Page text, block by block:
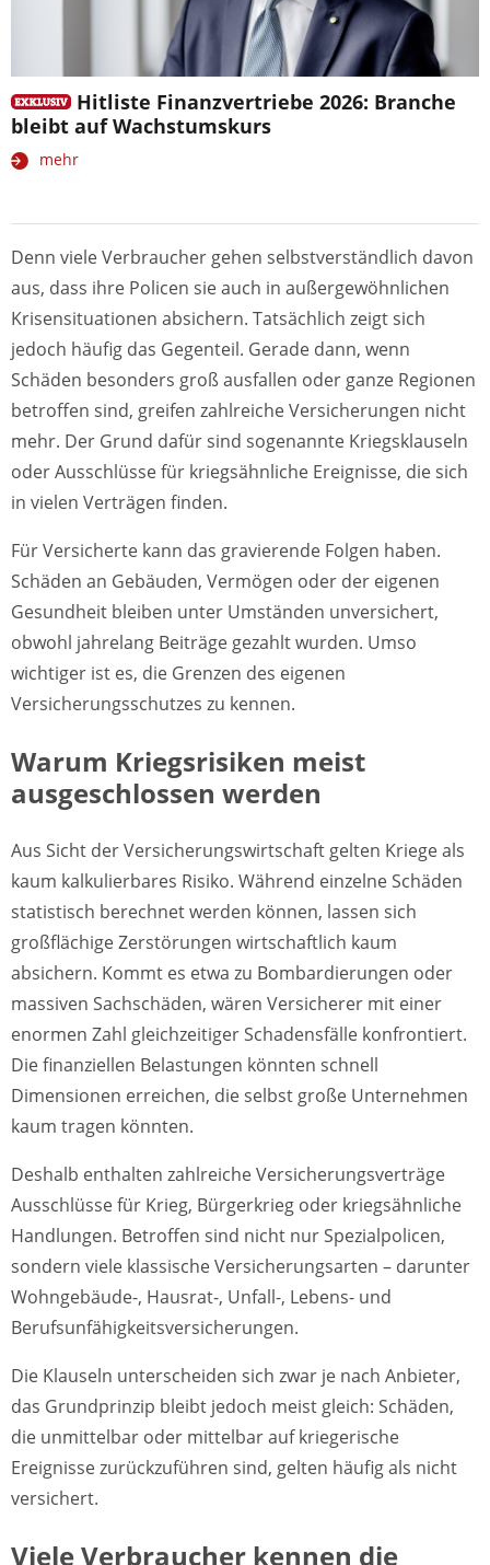
Hitliste Finanzvertriebe 2026: Branche
bleibt auf Wachstumskurs
mehr
Denn viele Verbraucher gehen selbstverständlich davon
aus, dass ihre Policen sie auch in außergewöhnlichen
Krisensituationen absichern. Tatsächlich zeigt sich
jedoch häufig das Gegenteil. Gerade dann, wenn
Schäden besonders groß ausfallen oder ganze Regionen
betroffen sind, greifen zahlreiche Versicherungen nicht
mehr. Der Grund dafür sind sogenannte Kriegsklauseln
oder Ausschlüsse für kriegsähnliche Ereignisse, die sich
in vielen Verträgen finden.
Für Versicherte kann das gravierende Folgen haben.
Schäden an Gebäuden, Vermögen oder der eigenen
Gesundheit bleiben unter Umständen unversichert,
obwohl jahrelang Beiträge gezahlt wurden. Umso
wichtiger ist es, die Grenzen des eigenen
Versicherungsschutzes zu kennen.
Warum Kriegsrisiken meist
ausgeschlossen werden
Aus Sicht der Versicherungswirtschaft gelten Kriege als
kaum kalkulierbares Risiko. Während einzelne Schäden
statistisch berechnet werden können, lassen sich
großflächige Zerstörungen wirtschaftlich kaum
absichern. Kommt es etwa zu Bombardierungen oder
massiven Sachschäden, wären Versicherer mit einer
enormen Zahl gleichzeitiger Schadensfälle konfrontiert.
Die finanziellen Belastungen könnten schnell
Dimensionen erreichen, die selbst große Unternehmen
kaum tragen könnten.
Deshalb enthalten zahlreiche Versicherungsverträge
Ausschlüsse für Krieg, Bürgerkrieg oder kriegsähnliche
Handlungen. Betroffen sind nicht nur Spezialpolicen,
sondern viele klassische Versicherungsarten – darunter
Wohngebäude-, Hausrat-, Unfall-, Lebens- und
Berufsunfähigkeitsversicherungen.
Die Klauseln unterscheiden sich zwar je nach Anbieter,
das Grundprinzip bleibt jedoch meist gleich: Schäden,
die unmittelbar oder mittelbar auf kriegerische
Ereignisse zurückzuführen sind, gelten häufig als nicht
versichert.
Viele Verbraucher kennen die